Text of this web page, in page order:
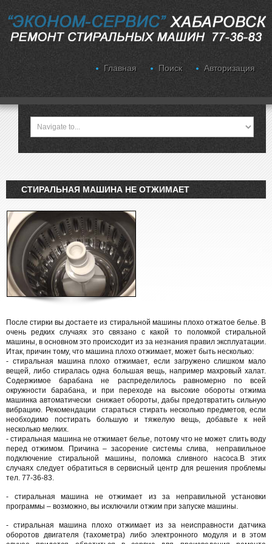
Авторизация
Поиск
Главная
СТИРАЛЬНАЯ МАШИНА НЕ ОТЖИМАЕТ
После стирки вы достаете из стиральной машины плохо отжатое белье. В
очень редких случаях это связано с какой то поломкой стиральной
машины, в основном это происходит из за незнания правил эксплуатации.
Итак, причин тому, что машина плохо отжимает, может быть несколько:
- стиральная машина плохо отжимает, если загружено слишком мало
вещей, либо стиралась одна большая вещь, например махровый халат.
Содержимое барабана не распределилось равномерно по всей
окружности барабана, и при переходе на высокие обороты отжима
машинка автоматически снижает обороты, дабы предотвратить сильную
вибрацию. Рекомендации стараться стирать несколько предметов, если
необходимо постирать большую и тяжелую вещь, добавьте к ней
несколько мелких.
- стиральная машина не отжимает белье, потому что не может слить воду
перед отжимом. Причина – засорение системы слива, неправильное
подключение стиральной машины, поломка сливного насоса.В этих
случаях следует обратиться в сервисный центр для решения проблемы
тел. 77-36-83.
- стиральная машина не отжимает из за неправильной установки
программы – возможно, вы исключили отжим при запуске машины.
- стиральная машина плохо отжимает из за неисправности датчика
оборотов двигателя (тахометра) либо электронного модуля и в этом